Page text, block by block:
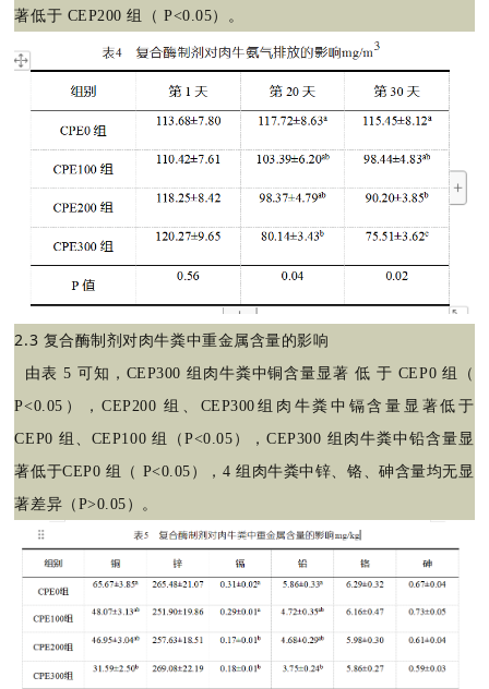
著低于 CEP200 组（ P<0.05）。
2.3 复合酶制剂对肉牛粪中重金属含量的影响
由表 5 可知，CEP300 组肉牛粪中铜含量显著 低 于 CEP0 组（
P<0.05），CEP200 组、CEP300组肉牛粪中镉含量显著低于
CEP0 组、CEP100 组（P<0.05），CEP300 组肉牛粪中铅含量显
著低于CEP0 组（ P<0.05），4 组肉牛粪中锌、铬、砷含量均无显
著差异（P>0.05）。